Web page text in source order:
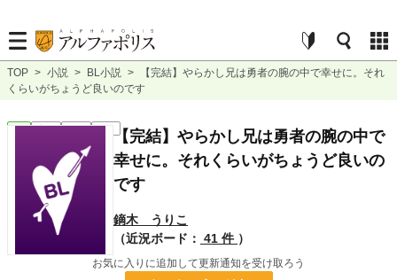
TOP > 小説 > BL小説 >
【完結】やらかし兄は勇者の腕の中で幸せに。それ
くらいがちょうど良いのです
BL 完結 長編 R18 【完結】やらかし兄は勇者の腕の中で
幸せに。それくらいがちょうど良いの
です
鏑木 うりこ
（近況ボード： 41 件 ）
お気に入りに追加して更新通知を受け取ろう